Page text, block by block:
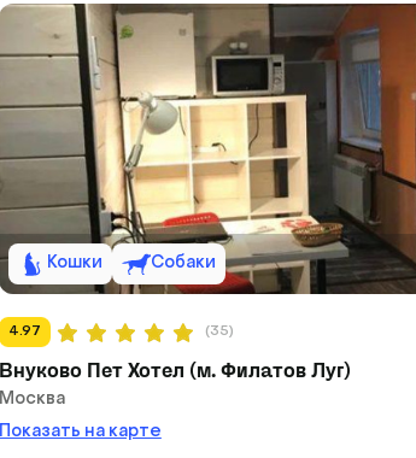
Кошки Собаки
4.97 (35)
Внуково Пет Хотел (м. Филатов Луг)
Москва
Показать на карте